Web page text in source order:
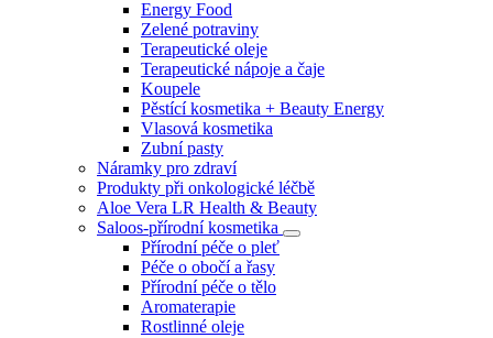
Energy Food
Zelené potraviny
Terapeutické oleje
Terapeutické nápoje a čaje
Koupele
Pěstící kosmetika + Beauty Energy
Vlasová kosmetika
Zubní pasty
Náramky pro zdraví
Produkty při onkologické léčbě
Aloe Vera LR Health & Beauty
Saloos-přírodní kosmetika
Přírodní péče o pleť
Péče o obočí a řasy
Přírodní péče o tělo
Aromaterapie
Rostlinné oleje